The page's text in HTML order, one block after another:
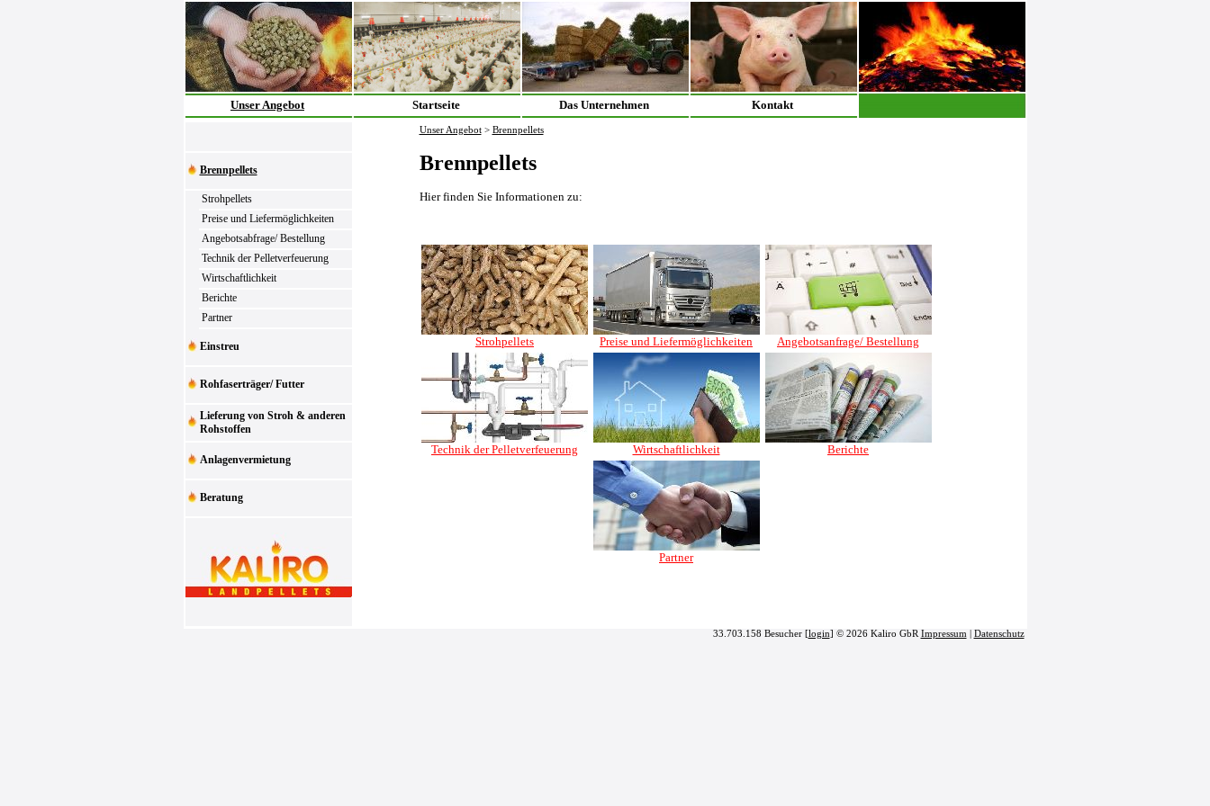
Unser Angebot Startseite Das Unternehmen Kontakt
Brennpellets
Strohpellets
Preise und Liefermöglichkeiten
Angebotsabfrage/ Bestellung
Technik der Pelletverfeuerung
Wirtschaftlichkeit
Berichte
Partner
Einstreu
Rohfaserträger/ Futter
Lieferung von Stroh & anderen
Rohstoffen
Anlagenvermietung
Beratung
Unser Angebot > Brennpellets
Brennpellets
Hier finden Sie Informationen zu:
Strohpellets Preise und Liefermöglichkeiten Angebotsanfrage/ Bestellung
Technik der Pelletverfeuerung Wirtschaftlichkeit Berichte
Partner
33.703.158 Besucher [login] © 2026 Kaliro GbR Impressum Datenschutz